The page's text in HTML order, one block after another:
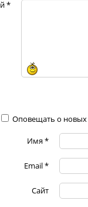
*
Оповещать о
Имя*
Email*
Сайт